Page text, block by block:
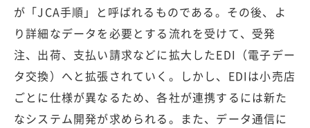
が「JCA手順」と呼ばれるものである。その後、よ
り詳細なデータを必要とする流れを受けて、受発
注、出荷、支払い請求などに拡大したEDI（電子デー
タ交換）へと拡張されていく。しかし、EDIは小売店
ごとに仕様が異なるため、各社が連携するには新た
なシステム開発が求められる。また、データ通信に